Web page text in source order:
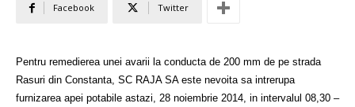
Facebook Twitter
Pentru remedierea unei avarii la conducta de 200 mm de pe strada
Rasuri din Constanta, SC RAJA SA este nevoita sa intrerupa
furnizarea apei potabile astazi, 28 noiembrie 2014, in intervalul 08,30 –